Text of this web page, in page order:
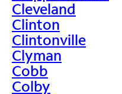
Cleveland
Clinton
Clintonville
Clyman
Cobb
Colby